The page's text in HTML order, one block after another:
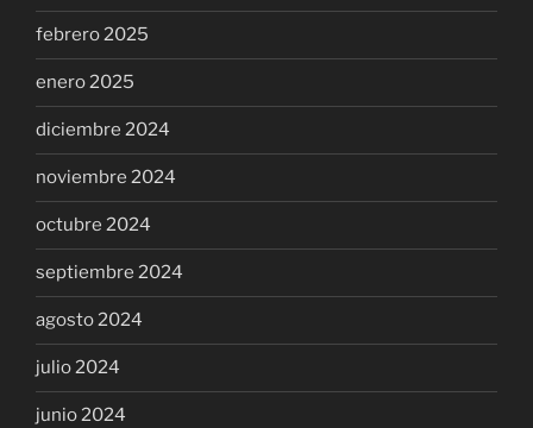
febrero 2025
enero 2025
diciembre 2024
noviembre 2024
octubre 2024
septiembre 2024
agosto 2024
julio 2024
junio 2024